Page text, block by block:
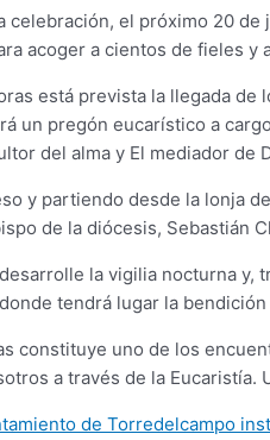
celebración, el próximo 20
acoger a cientos de fieles
está prevista la llegada
un pregón eucarístico a
del alma y El mediador
y partiendo desde la lonja
de la diócesis, Sebastián
la vigilia nocturna y,
tendrá lugar la
constituye uno de los
a través de la
de Torredelcampo